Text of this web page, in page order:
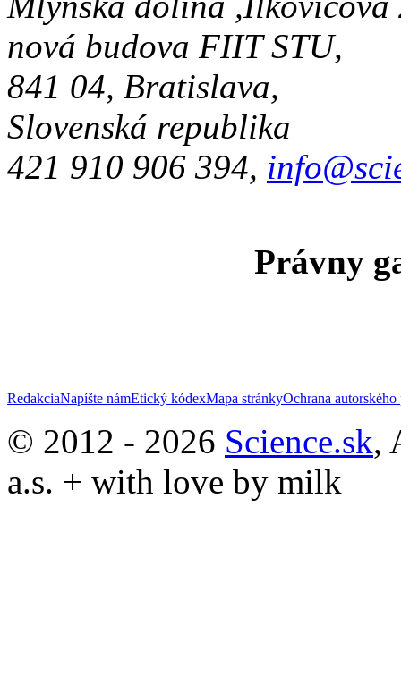
nová budova FIIT STU,
841 04, Bratislava,
Slovenská republika
421 910 906 394,
Právny
RedakciaNapíšte námEtický kódexMapa stránkyOchrana autorského
© 2012 - 2026 Science.sk,
a.s. + with love by milk